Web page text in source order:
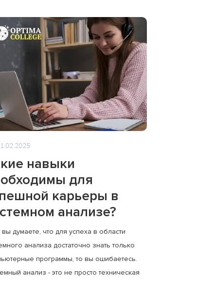
навыки
для
карьеры в
анализе?
вы думаете, что для успеха в области
анализа достаточно знать только
программы, то вы ошибаетесь.
анализ - это не просто техническая